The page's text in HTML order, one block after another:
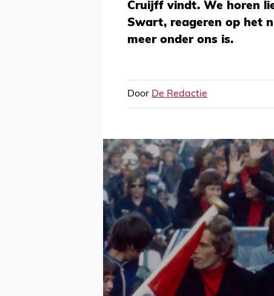
Cruijff vindt. We horen
Swart, reageren op het
meer onder ons is.
Door De Redactie